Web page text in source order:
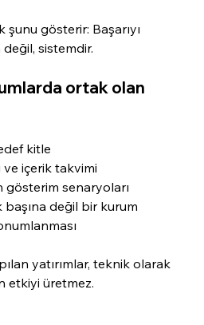
gösterir: Başarıyı
sistemdir.
ortak olan
kitle
ve içerik takvimi
gösterim senaryoları
değil bir kurum
yatırımlar, teknik olarak
etkiyi üretmez.